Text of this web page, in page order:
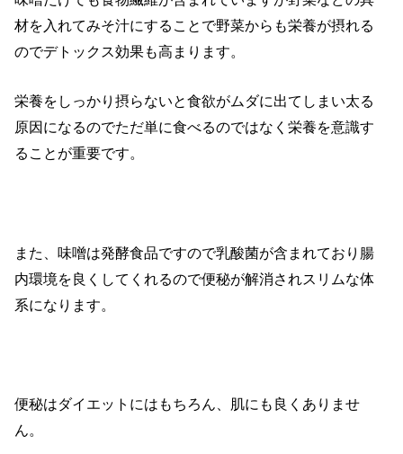
材を入れてみそ汁にすることで野菜からも栄養が摂れる
のでデトックス効果も高まります。
栄養をしっかり摂らないと食欲がムダに出てしまい太る
原因になるのでただ単に食べるのではなく栄養を意識す
ることが重要です。
また、味噌は発酵食品ですので乳酸菌が含まれており腸
内環境を良くしてくれるので便秘が解消されスリムな体
系になります。
便秘はダイエットにはもちろん、肌にも良くありませ
ん。